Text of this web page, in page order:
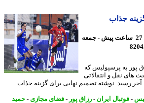
جذاب
ساعت پیش - جمعه
به پرسپولیس که
نقل و انتقالاتی
رسید. نوشته تصمیم نهایی برای گزینه جذاب
فوتبال ایران - رزاق پور-فضای مجازی- حمید